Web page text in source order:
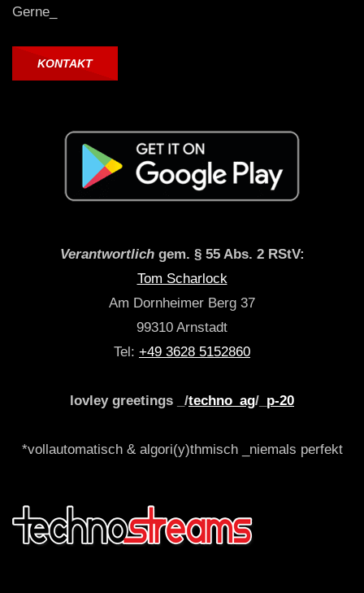
Gerne_
KONTAKT
Verantwortlichgem. § 55 Abs. 2 RStV:
Tom Scharlock
Am Dornheimer Berg 37
99310 Arnstadt
Tel: +49 3628 5152860
lovley greetings _/techno_ag/_ p-20
*vollautomatisch & algori(y)thmisch _niemals perfekt